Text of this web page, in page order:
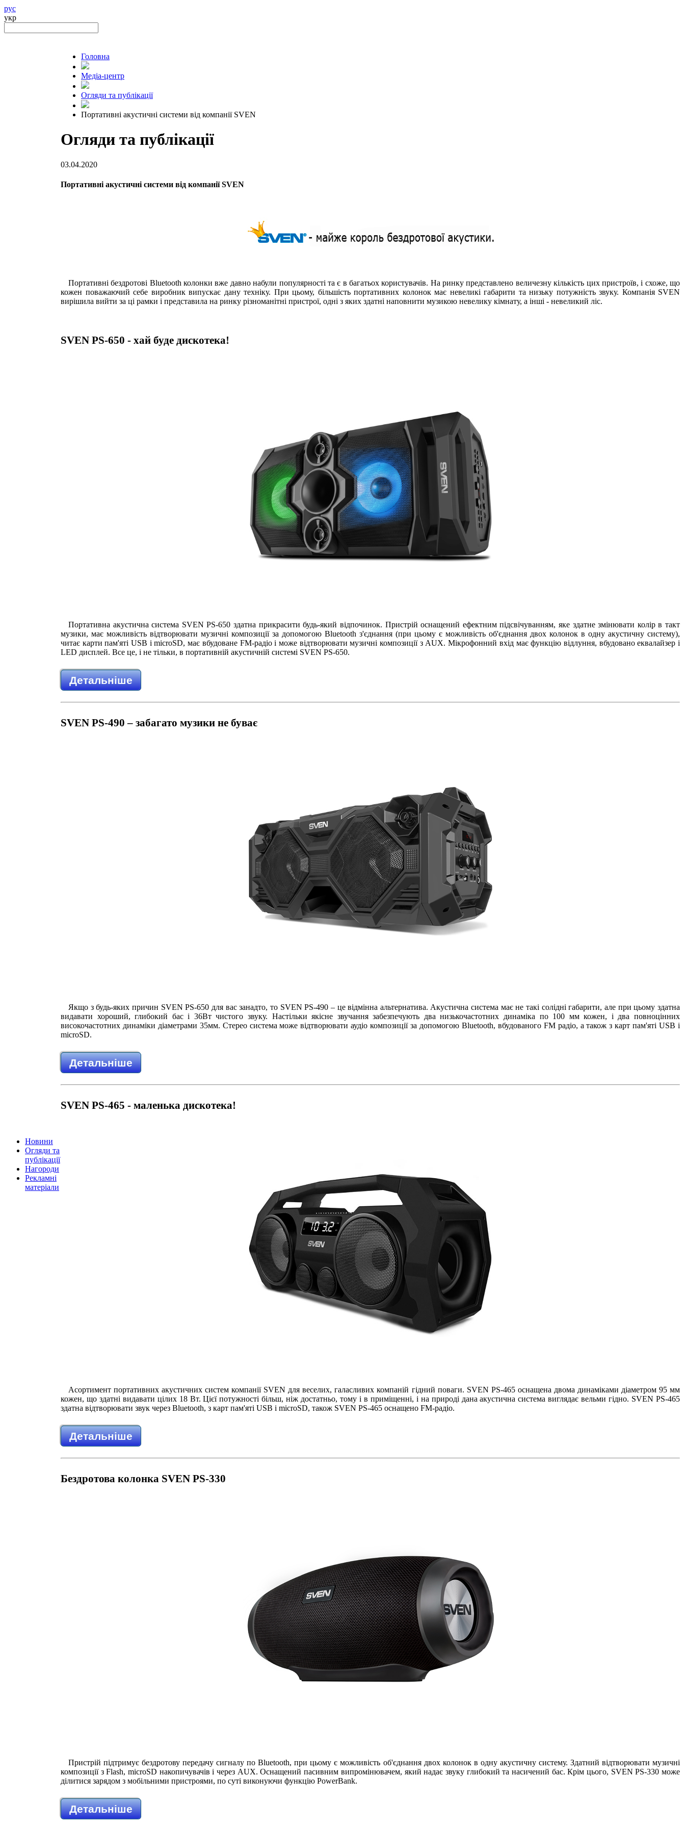
рус
укр
Новини
Огляди та
публікації
Нагороди
Рекламні
матеріали
Головна
Медіа-центр
Огляди та публікації
Портативні акустичні системи від компанії SVEN
Огляди та публікації
03.04.2020
Портативні акустичні системи від компанії SVEN
Портативні бездротові Bluetooth колонки вже давно набули популярності та є в багатьох користувачів. На ринку представлено величезну кількість цих пристроїв, і схоже, що
кожен поважаючий себе виробник випускає дану техніку. При цьому, більшість портативних колонок має невеликі габарити та низьку потужність звуку. Компанія SVEN
вирішила вийти за ці рамки і представила на ринку різноманітні пристрої, одні з яких здатні наповнити музикою невелику кімнату, а інші - невеликий ліс.
SVEN PS-650 - хай буде дискотека!
Портативна акустична система SVEN PS-650 здатна прикрасити будь-який відпочинок. Пристрій оснащений ефектним підсвічуванням, яке здатне змінювати колір в такт
музики, має можливість відтворювати музичні композиції за допомогою Bluetooth з'єднання (при цьому є можливість об'єднання двох колонок в одну акустичну систему),
читає карти пам'яті USB і microSD, має вбудоване FM-радіо і може відтворювати музичні композиції з AUX. Мікрофонний вхід має функцію відлуння, вбудовано еквалайзер і
LED дисплей. Все це, і не тільки, в портативній акустичній системі SVEN PS-650.
Детальніше
SVEN PS-490 – забагато музики не буває
Якщо з будь-яких причин SVEN PS-650 для вас занадто, то SVEN PS-490 – це відмінна альтернатива. Акустична система має не такі солідні габарити, але при цьому здатна
видавати хороший, глибокий бас і 36Вт чистого звуку. Настільки якісне звучання забезпечують два низькочастотних динаміка по 100 мм кожен, і два повноцінних
високочастотних динаміки діаметрами 35мм. Стерео система може відтворювати аудіо композиції за допомогою Bluetooth, вбудованого FM радіо, а також з карт пам'яті USB і
microSD.
Детальніше
SVEN PS-465 - маленька дискотека!
Асортимент портативних акустичних систем компанії SVEN для веселих, галасливих компаній гідний поваги. SVEN PS-465 оснащена двома динаміками діаметром 95 мм
кожен, що здатні видавати цілих 18 Вт. Цієї потужності більш, ніж достатньо, тому і в приміщенні, і на природі дана акустична система виглядає вельми гідно. SVEN PS-465
здатна відтворювати звук через Bluetooth, з карт пам'яті USB і microSD, також SVEN PS-465 оснащено FM-радіо.
Детальніше
Бездротова колонка SVEN PS-330
Пристрій підтримує бездротову передачу сигналу по Bluetooth, при цьому є можливість об'єднання двох колонок в одну акустичну систему. Здатний відтворювати музичні
композиції з Flash, microSD накопичувачів і через AUX. Оснащений пасивним випромінювачем, який надає звуку глибокий та насичений бас. Крім цього, SVEN PS-330 може
ділитися зарядом з мобільними пристроями, по суті виконуючи функцію PowerBank.
Детальніше